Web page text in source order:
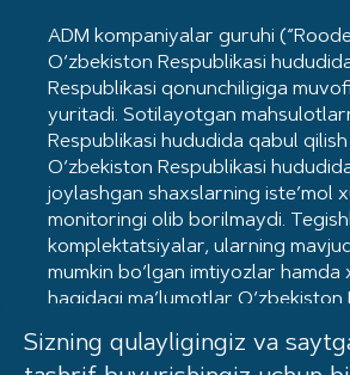
Sizning qulayligingiz va
ADM kompaniyalar guruhi
O‘zbekiston Respublikasi
Respublikasi qonunchiligiga
yuritadi. Sotilayotgan
Respublikasi hududida qabul qilish
O‘zbekiston Respublikasi
joylashgan shaxslarning iste’mol
monitoringi olib borilmaydi.
komplektatsiyalar, ularning
mumkin bo‘lgan imtiyozlar
haqidagi ma’lumotlar O‘zbekiston
sertifikatlangan. Ommaviy oferta